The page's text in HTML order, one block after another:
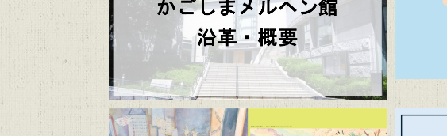
2026/07/20 トピックス 朗読の時間「ふるさとの昔
2026/07/19 トピックス 駐車場および周辺道路混雑
かごしまメルヘン館特別